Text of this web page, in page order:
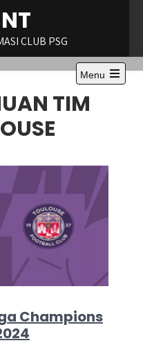
CLUB PSG
Menu
Open
TIM
Champions